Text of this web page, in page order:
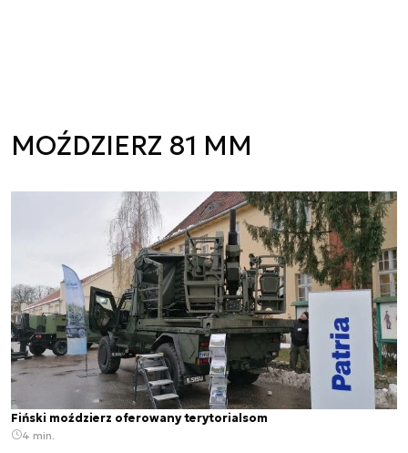
MOŹDZIERZ 81 MM
Fiński moździerz oferowany terytorialsom
4 min.